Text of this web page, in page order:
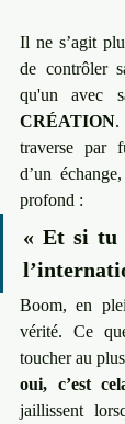
Il ne s’agit
de contrôler
qu'un avec
CRÉATION.
traverse par
d’un
profond :
« Et si tu
Boom, en
vérité. Ce
oui, c’est
jaillissent